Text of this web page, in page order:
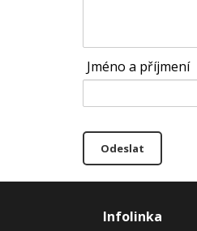
Jméno a příjmení
Odeslat
Infolinka